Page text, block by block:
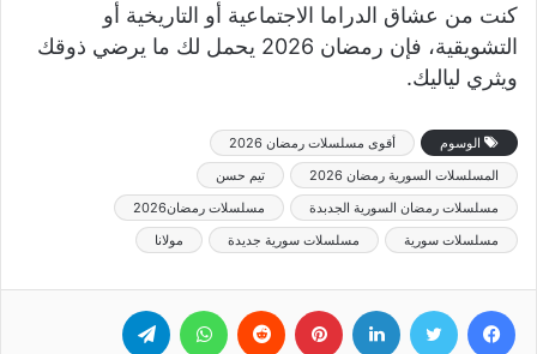
كنت من عشاق الدراما الاجتماعية أو التاريخية أو
التشويقية، فإن رمضان 2026 يحمل لك ما يرضي ذوقك
ويثري لياليك.
الوسوم
أقوى مسلسلات رمضان 2026
المسلسلات السورية رمضان 2026
تيم حسن
مسلسلات رمضان السورية الجدبدة
مسلسلات رمضان2026
مسلسلات سورية
مسلسلات سورية جديدة مولانا